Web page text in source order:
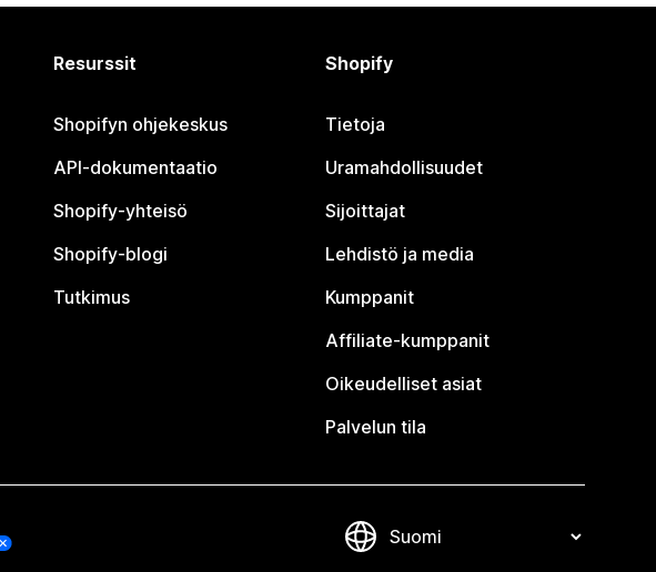
Resurssit
Shopifyn ohjekeskus
API-dokumentaatio
Shopify-yhteisö
Shopify-blogi
Tutkimus
Shopify
Tietoja
Uramahdollisuudet
Sijoittajat
Lehdistö ja media
Kumppanit
Affiliate-kumppanit
Oikeudelliset asiat
Palvelun tila